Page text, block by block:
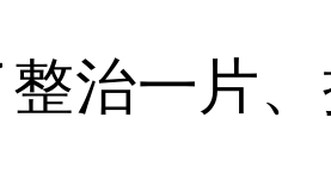
整治一片